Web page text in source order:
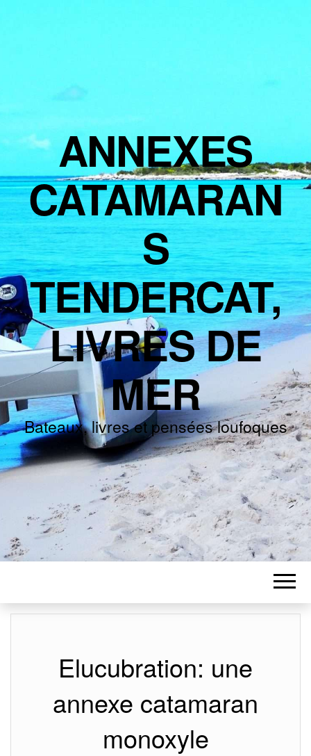
ANNEXES
CATAMARAN
S
TENDERCAT,
LIVRES DE
MER
Bateaux, livres et pensées loufoques
Elucubration: une
annexe catamaran
monoxyle